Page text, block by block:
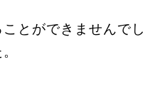
とができませんでし